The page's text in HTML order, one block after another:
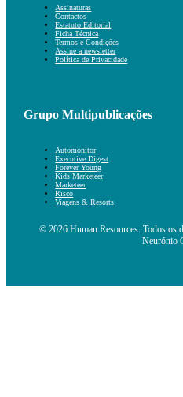
Assinaturas
Contactos
Estatuto Editorial
Ficha Técnica
Termos e Condições
Assine a newsletter
Política de Privacidade
Grupo Multipublicações
Automonitor
Executive Digest
Forever Young
Kids Marketeer
Marketeer
Risco
Viagens & Resorts
© 2026 Human Resources. Todos os
Neurónio